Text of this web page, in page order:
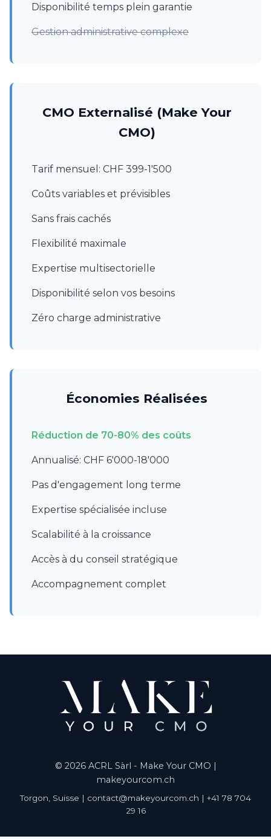
Disponibilité temps plein garantie
Gestion administrative complexe
CMO Externalisé (Make Your
CMO)
Tarif mensuel: CHF 399-1'500
Coûts variables et prévisibles
Sans frais cachés
Flexibilité maximale
Expertise multisectorielle
Disponibilité selon vos besoins
Zéro charge administrative
Économies Réalisées
Réduction de 70-80% des coûts
Annualisé: CHF 6'000-18'000
Pas d'engagement long terme
Expertise spécialisée incluse
Scalabilité à la croissance
Accès à du conseil stratégique
Accompagnement complet
© 2026 ACRL Sàrl - Make Your CMO |
makeyourcom.ch
Torgon, Suisse | contact@makeyourcom.ch | +41 78 704
29 16